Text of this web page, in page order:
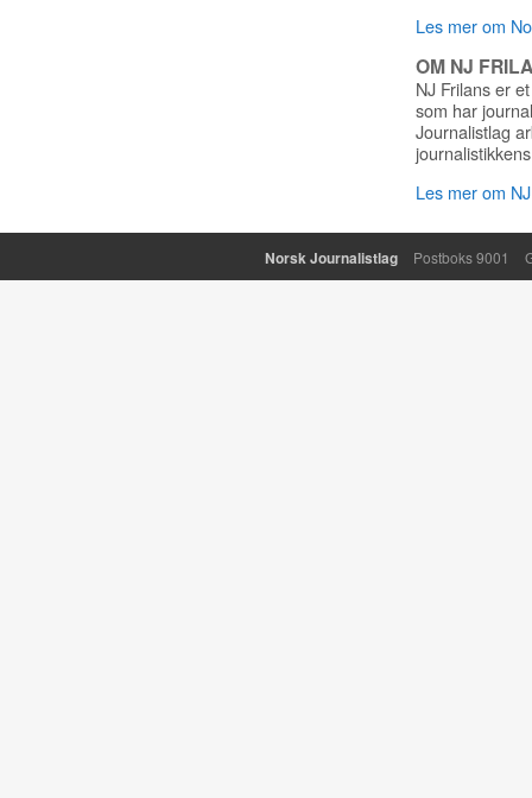
Les mer om
OM NJ
NJ Frilans er
som har
Journalistlag
Les mer om
Norsk Journalistlag Postboks 9001